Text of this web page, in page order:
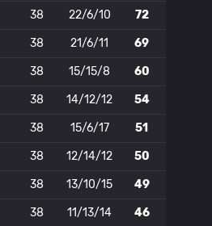
38 22/6/10 72
38 21/6/11 69
38 15/15/8 60
38 14/12/12 54
38 15/6/17 51
38 12/14/12 50
38 13/10/15 49
38 11/13/14 46